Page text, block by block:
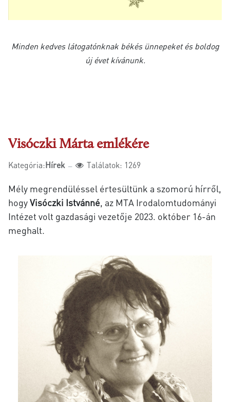
Minden kedves látogatónknak békés ünnepeket és boldog
új évet kívánunk.
Visóczki Márta emlékére
Kategória:Hírek Találatok: 1269
Mély megrendüléssel értesültünk a szomorú hírről,
hogyVisóczki Istvánné, az MTA Irodalomtudományi
Intézet volt gazdasági vezetője 2023. október 16-án
meghalt.